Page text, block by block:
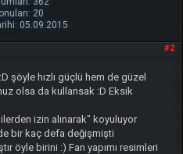
20
05.09.2015
#2
şöyle hızlı güçlü hem de güzel
olsa da kullansak :D Eksik
izin alınarak" koyuluyor
bir kaç defa değişmişti
öyle birini :) Fan yapımı resimleri